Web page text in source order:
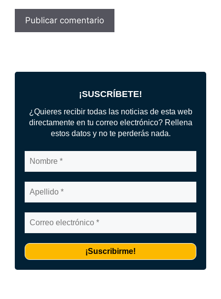
¡SUSCRÍBETE!
¿Quieres recibir todas las noticias de esta web
directamente en tu correo electrónico? Rellena
estos datos y no te perderás nada.